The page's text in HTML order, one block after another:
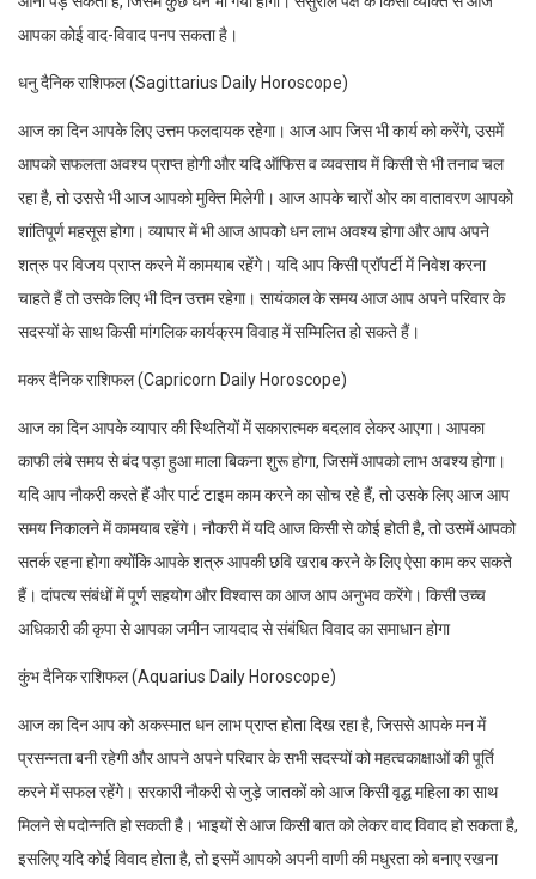
आपका कोई वाद-विवाद पनप सकता है।
धनु दैनिक राशिफल (Sagittarius Daily Horoscope)
आज का दिन आपके लिए उत्तम फलदायक रहेगा। आज आप जिस भी कार्य को करेंगे, उसमें
आपको सफलता अवश्य प्राप्त होगी और यदि ऑफिस व व्यवसाय में किसी से भी तनाव चल
रहा है, तो उससे भी आज आपको मुक्ति मिलेगी। आज आपके चारों ओर का वातावरण आपको
शांतिपूर्ण महसूस होगा। व्यापार में भी आज आपको धन लाभ अवश्य होगा और आप अपने
शत्रु पर विजय प्राप्त करने में कामयाब रहेंगे। यदि आप किसी प्रॉपर्टी में निवेश करना
चाहते हैं तो उसके लिए भी दिन उत्तम रहेगा। सायंकाल के समय आज आप अपने परिवार के
सदस्यों के साथ किसी मांगलिक कार्यक्रम विवाह में सम्मिलित हो सकते हैं।
मकर दैनिक राशिफल (Capricorn Daily Horoscope)
आज का दिन आपके व्यापार की स्थितियों में सकारात्मक बदलाव लेकर आएगा। आपका
काफी लंबे समय से बंद पड़ा हुआ माला बिकना शुरू होगा, जिसमें आपको लाभ अवश्य होगा।
यदि आप नौकरी करते हैं और पार्ट टाइम काम करने का सोच रहे हैं, तो उसके लिए आज आप
समय निकालने में कामयाब रहेंगे। नौकरी में यदि आज किसी से कोई होती है, तो उसमें आपको
सतर्क रहना होगा क्योंकि आपके शत्रु आपकी छवि खराब करने के लिए ऐसा काम कर सकते
हैं। दांपत्य संबंधों में पूर्ण सहयोग और विश्वास का आज आप अनुभव करेंगे। किसी उच्च
अधिकारी की कृपा से आपका जमीन जायदाद से संबंधित विवाद का समाधान होगा
कुंभ दैनिक राशिफल (Aquarius Daily Horoscope)
आज का दिन आप को अकस्मात धन लाभ प्राप्त होता दिख रहा है, जिससे आपके मन में
प्रसन्नता बनी रहेगी और आपने अपने परिवार के सभी सदस्यों को महत्वकाक्षाओं की पूर्ति
करने में सफल रहेंगे। सरकारी नौकरी से जुड़े जातकों को आज किसी वृद्ध महिला का साथ
मिलने से पदोन्नति हो सकती है। भाइयों से आज किसी बात को लेकर वाद विवाद हो सकता है,
इसलिए यदि कोई विवाद होता है, तो इसमें आपको अपनी वाणी की मधुरता को बनाए रखना